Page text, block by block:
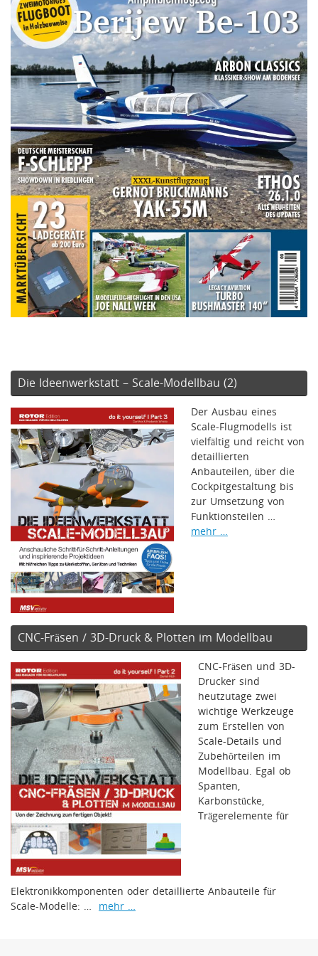
Die Ideenwerkstatt – Scale-Modellbau (2)
Der Ausbau eines
Scale-Flugmodells ist
vielfältig und reicht von
detaillierten
Anbauteilen, über die
Cockpitgestaltung bis
zur Umsetzung von
Funktionsteilen …
mehr …
CNC-Fräsen / 3D-Druck & Plotten im Modellbau
CNC-Fräsen und 3D-
Drucker sind
heutzutage zwei
wichtige Werkzeuge
zum Erstellen von
Scale-Details und
Zubehörteilen im
Modellbau. Egal ob
Spanten,
Karbonstücke,
Trägerelemente für
Elektronikkomponenten oder detaillierte Anbauteile für
Scale-Modelle: … mehr …